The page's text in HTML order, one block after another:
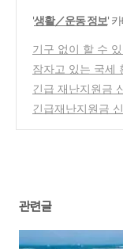
'생활／운동 정보'
기구 없이 할 수
잠자고 있는 국세
(30)
긴급 재난지원금
긴
관련글